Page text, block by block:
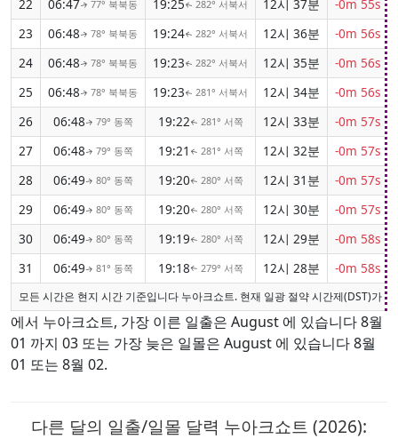
22
06:47↑ 77° 북북동 19:25↑ 282° 서북서 12시 37분 -0m 55s
23
06:48↑ 78° 북북동 19:24↑ 282° 서북서 12시 36분 -0m 56s
24
06:48↑ 78° 북북동 19:23↑ 282° 서북서 12시 35분 -0m 56s
25
06:48↑ 78° 북북동 19:23↑ 281° 서북서 12시 34분 -0m 56s
26
06:48↑ 79° 동쪽 19:22↑ 281° 서쪽 12시 33분 -0m 57s
27
06:48↑ 79° 동쪽 19:21 ↑ 281° 서쪽 12시 32분 -0m 57s
28
06:49↑ 80° 동쪽 19:20↑ 280° 서쪽 12시 31분 -0m 57s
29
06:49↑ 80° 동쪽 19:20↑ 280° 서쪽 12시 30분 -0m 57s
30
06:49↑ 80° 동쪽 19:19↑ 280° 서쪽 12시 29분 -0m 58s
31
06:49↑ 81° 동쪽 19:18↑ 279° 서쪽 12시 28분 -0m 58s
모든 시간은 현지 시간 기준입니다 누아크쇼트. 현재 일광 절약 시간제(DST)가
에서 누아크쇼트, 가장 이른 일출은 August 에 있습니다 8월
01 까지 03 또는 가장 늦은 일몰은 August 에 있습니다 8월
01 또는 8월 02.
다른 달의 일출/일몰 달력 누아크쇼트 (2026):